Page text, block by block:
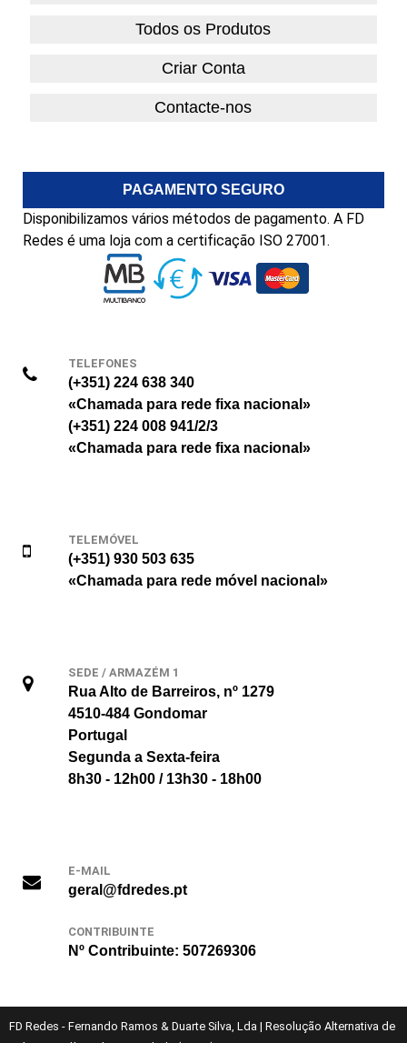
Todos os Produtos
Criar Conta
Contacte-nos
PAGAMENTO SEGURO
Disponibilizamos vários métodos de pagamento. A FD
Redes é uma loja com a certificação ISO 27001.
TELEFONES
(+351) 224 638 340
«Chamada para rede fixa nacional»
(+351) 224 008 941/2/3
«Chamada para rede fixa nacional»
TELEMÓVEL
(+351) 930 503 635
«Chamada para rede móvel nacional»
SEDE / ARMAZÉM 1
Rua Alto de Barreiros, nº 1279
4510-484 Gondomar
Portugal
Segunda a Sexta-feira
8h30 - 12h00 / 13h30 - 18h00
E-MAIL
geral@fdredes.pt
CONTRIBUINTE
Nº Contribuinte: 507269306
FD Redes - Fernando Ramos & Duarte Silva, Lda | Resolução Alternativa de